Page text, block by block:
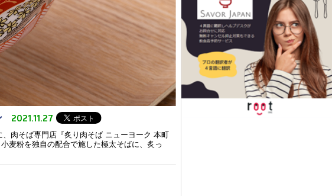
2021.11.27
肉そば専門店『炙り肉そば ニューヨーク 本町
麦粉を独自の配合で施した極太そばに、炙っ